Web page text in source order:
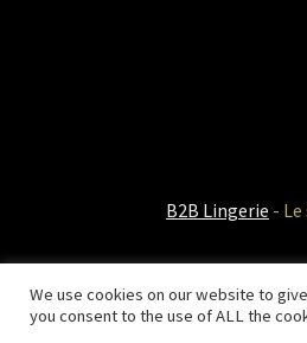
B2B Lingerie -
We use cookies on our website to
you consent to the use of ALL the